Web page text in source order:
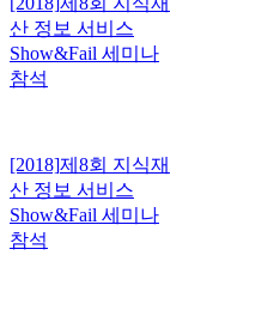
산 정보 서비스
Show&Fail 세미나
참석
[2018]제8회 지식재
산 정보 서비스
Show&Fail 세미나
참석